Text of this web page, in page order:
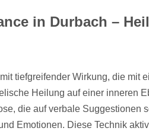
in Durbach –
tiefgreifender Wirkung, die mit
Heilung auf einer inneren
die auf verbale Suggestionen
Emotionen. Diese Technik